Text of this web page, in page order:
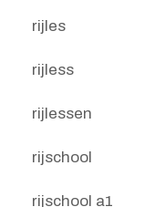
rijles
rijless
rijlessen
rijschool
rijschool a1